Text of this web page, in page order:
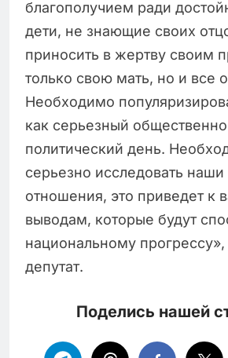
благополучием ради
дети, не знающие своих
приносить в жертву своим
только свою мать, но и все
Необходимо
как серьезный
политический день.
серьезно исследовать
отношения, это приведет к
выводам, которые будут
национальному
депутат.
Поделись нашей